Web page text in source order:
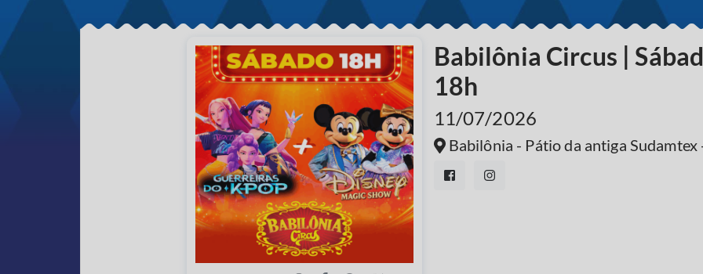
Babilônia Circus |
18h
11/07/2026
Babilônia - Pátio da antiga Sudamtex